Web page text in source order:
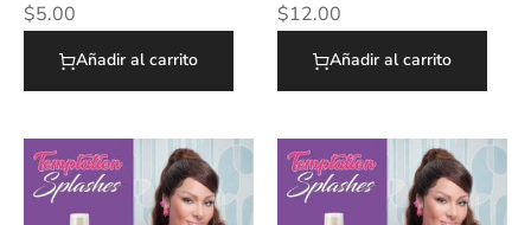
$5.00
Añadir al carrito
$12.00
Añadir al carrito